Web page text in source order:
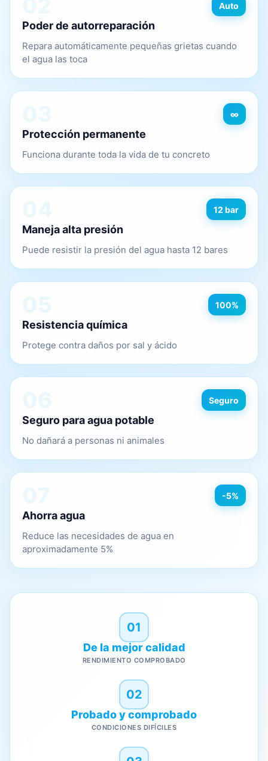
Auto
Poder de autorreparación
Repara automáticamente pequeñas grietas cuando
el agua las toca
∞
Protección permanente
Funciona durante toda la vida de tu concreto
12 bar
Maneja alta presión
Puede resistir la presión del agua hasta 12 bares
100%
Resistencia química
Protege contra daños por sal y ácido
Seguro
Seguro para agua potable
No dañará a personas ni animales
-5%
Ahorra agua
Reduce las necesidades de agua en
aproximadamente 5%
01
De la mejor calidad
RENDIMIENTO COMPROBADO
02
Probado y comprobado
CONDICIONES DIFÍCILES